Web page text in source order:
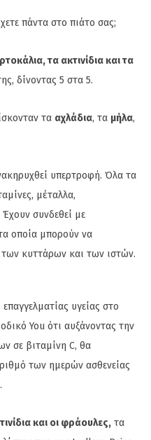
πάντα στο πιάτο σας;
τα ακτινίδια και τα
δίνοντας 5 στα 5.
τα αχλάδια, τα μήλα,
υπερτροφή. Όλα τα
μέταλλα,
Έχουν συνδεθεί με
οποία μπορούν να
κυττάρων και των ιστών.
υγείας στο
You ότι αυξάνοντας την
σε βιταμίνη C, θα
των ημερών ασθενείας
και οι φράουλες, τα